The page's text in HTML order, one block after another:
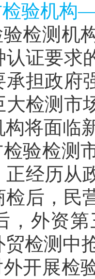
检验机
验检测机
认证要求
承担政府
大检测市
将面临
验检测
经历从
后，民
，外资
检测中
开展检